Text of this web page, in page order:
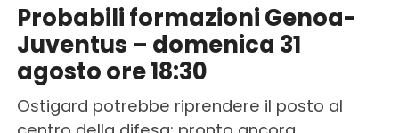
Probabili formazioni Genoa-
Juventus – domenica 31
agosto ore 18:30
Ostigard potrebbe riprendere il posto al